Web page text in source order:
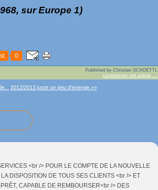
sur Europe 1)
0
Published by Christian SCHOETTL
commenter cet article
2012/2013,juste un peu d'energie >>
<br /> POUR LE COMPTE DE LA NOUVELLE
DISPOSITION DE TOUS SES CLIENTS <br /> ET
CAPABLE DE REMBOURSER<br /> DES